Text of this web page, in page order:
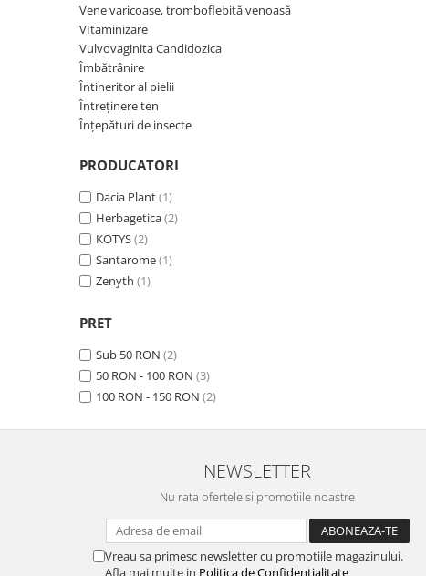
Reflux Gastro-Esofagian
Remineralizare
Retenție apă
Sindromul colonului iritabil
Sistemul circulator
Sistemul digestiv
Sistemul muscular
Sistemul nervos
Sistemul respirator
Spasme digestive
Tensiunea arteriala
Vene varicoase, tromboflebită venoasă
VItaminizare
Vulvovaginita Candidozica
Îmbătrânire
Întineritor al pielii
Întreținere ten
Înțepături de insecte
PRODUCATORI
Dacia Plant(1)
Herbagetica(2)
KOTYS(2)
Santarome(1)
Zenyth (1)
PRET
Sub 50 RON (2)
50 RON - 100 RON (3)
100 RON - 150 RON (2)
NEWSLETTER
Nu rata ofertele si promotiile noastre
Vreau sa primesc newsletter cu promotiile magazinului.
Afla mai multe in Politica de Confidentialitate